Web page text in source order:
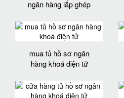
ngân hàng lắp ghép
mua tủ hồ sơ ngân
hàng khoá điện tử